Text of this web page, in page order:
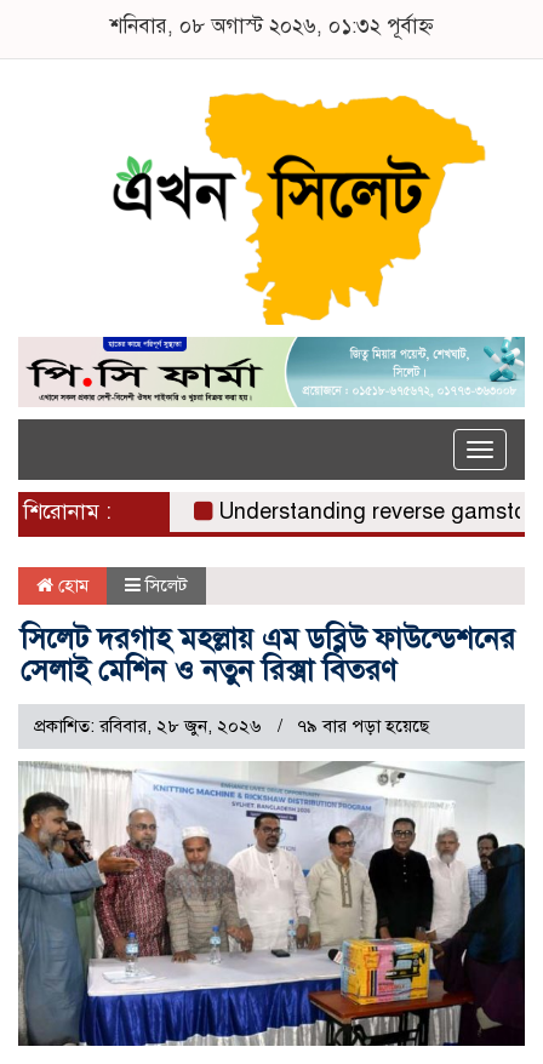
শনিবার, ০৮ অগাস্ট ২০২৬, ০১:৩২ পূর্বাহ্ন
Toggle
শিরোনাম : Understanding reverse gamstop
হোম সিলেট
সিলেট দরগাহ মহল্লায় এম ডব্লিউ ফাউন্ডেশনের
সেলাই মেশিন ও নতুন রিক্সা বিতরণ
প্রকাশিত: রবিবার, ২৮ জুন, ২০২৬ ৭৯ বার পড়া হয়েছে